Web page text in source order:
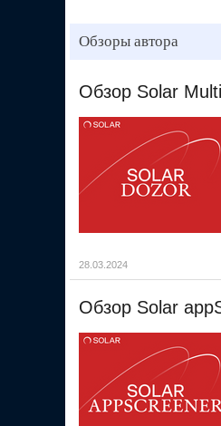
Обзоры автора
Обзор Solar
28.03.2024
Обзор Solar